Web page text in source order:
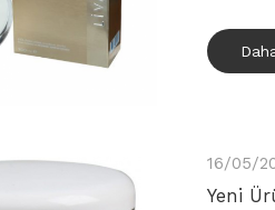
16/05/
Yeni